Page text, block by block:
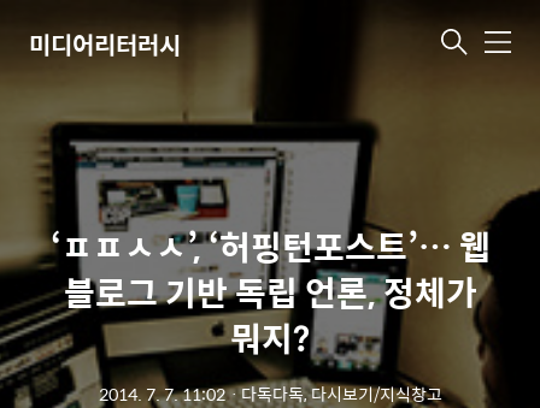
미디어리터러시 메
‘ㅍㅍㅅㅅ’, ‘허핑턴포스트’… 웹
블로그 기반 독립 언론, 정체가
뭐지?
2014. 7. 7. 11:02ㆍ다독다독, 다시보기/지식창고